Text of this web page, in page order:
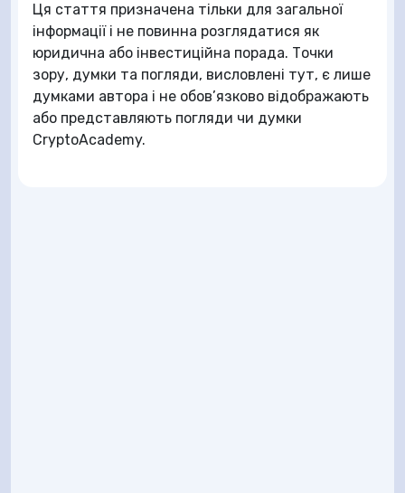
Ця стаття призначена тільки для загальної
інформації і не повинна розглядатися як
юридична або інвестиційна порада. Точки
зору, думки та погляди, висловлені тут, є лише
думками автора і не обов’язково відображають
або представляють погляди чи думки
CryptoAcademy.